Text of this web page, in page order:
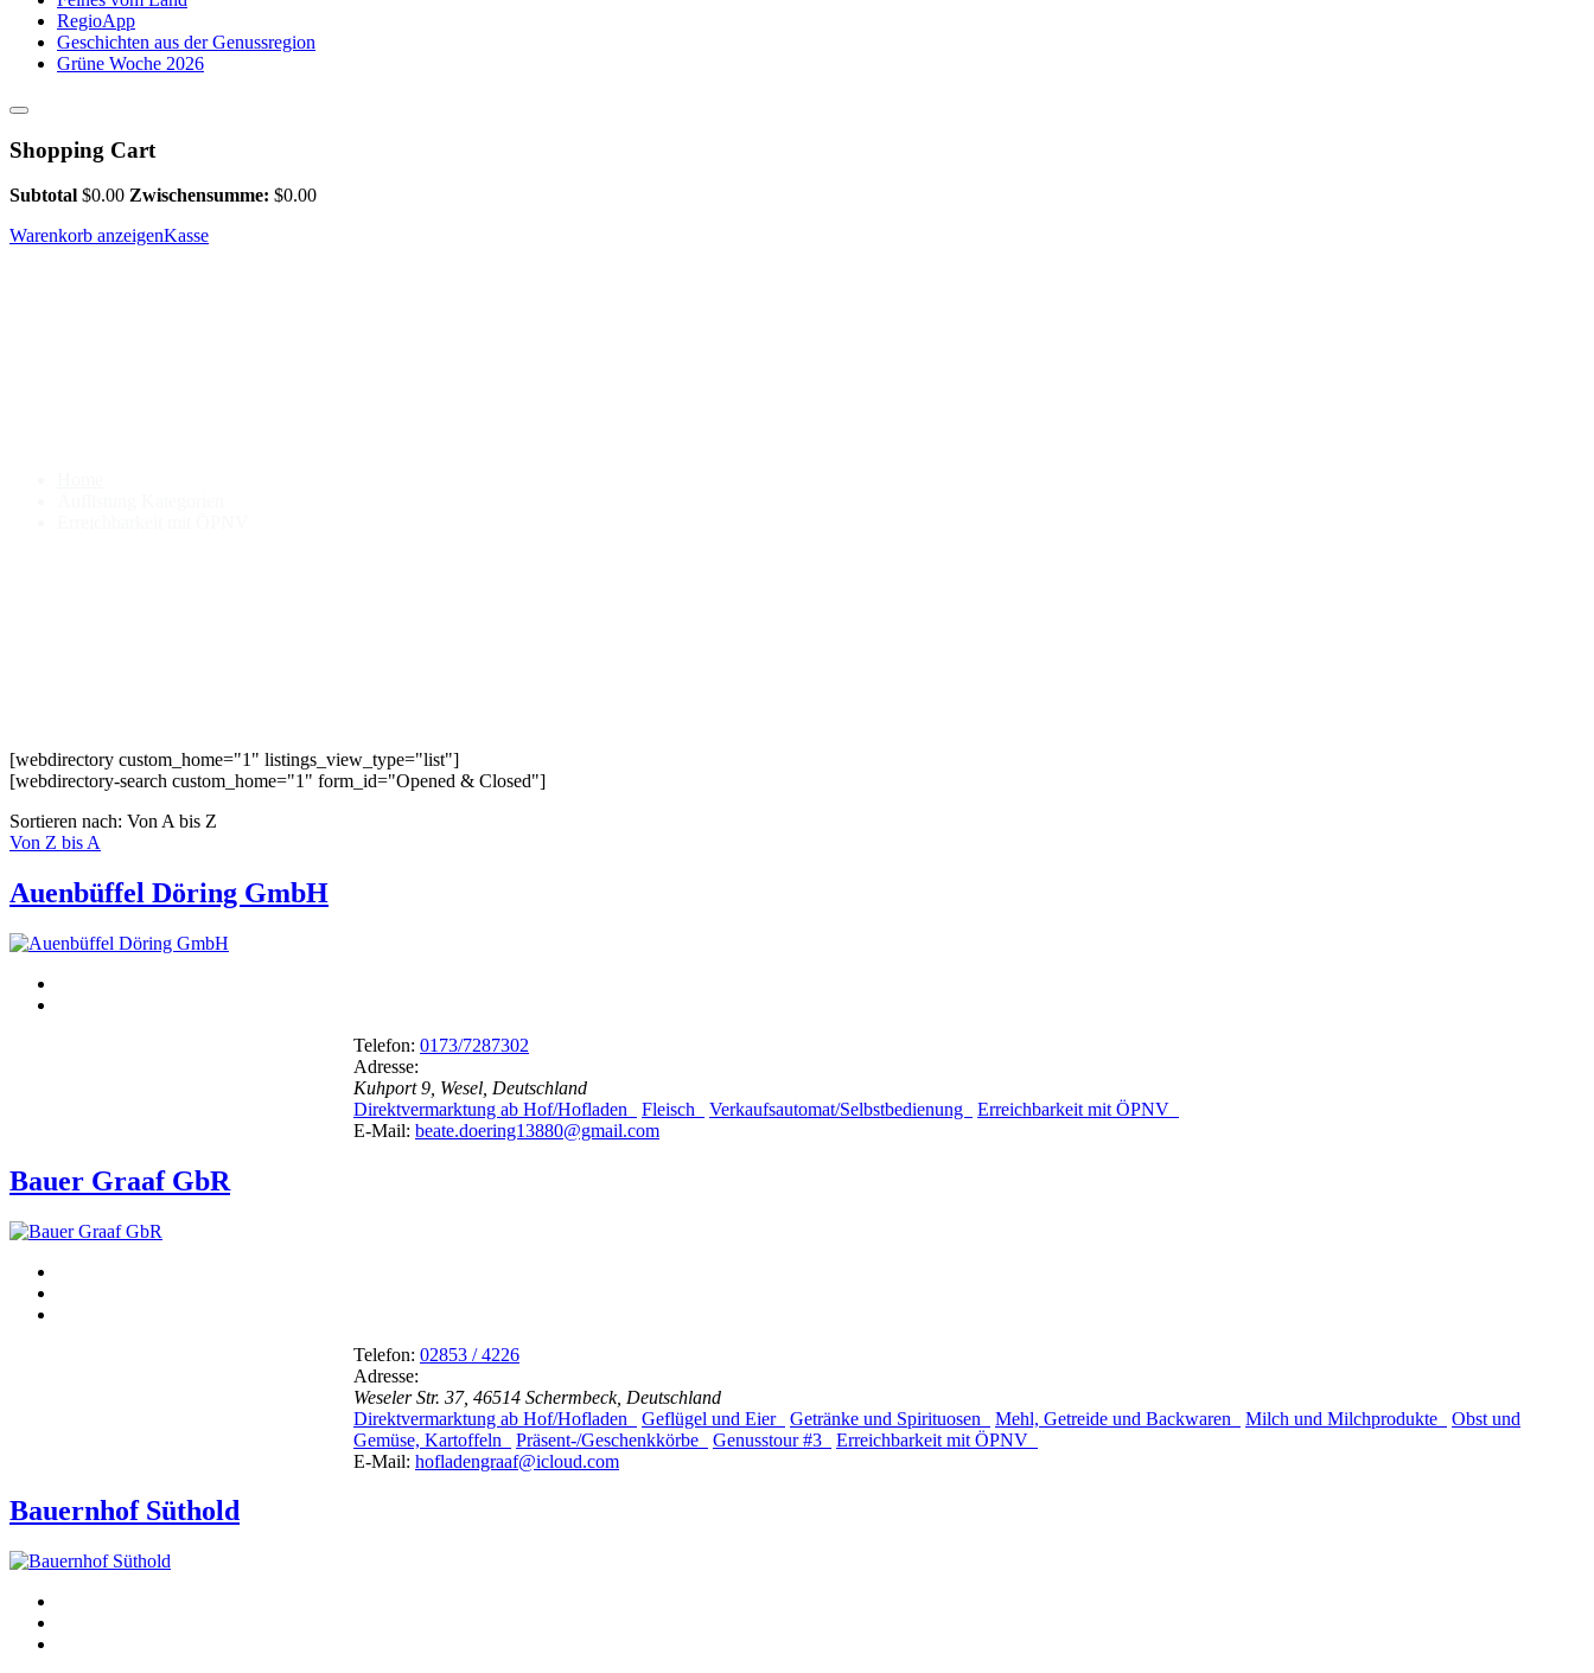
RegioApp
Geschichten aus der Genussregion
Grüne Woche 2026
Shopping Cart
Subtotal $0.00 Zwischensumme: $0.00
Warenkorb anzeigenKasse
[webdirectory custom_home="1" listings_view_type="list"]
[webdirectory-search custom_home="1" form_id="Opened & Closed"]
Sortieren nach: Von A bis Z
Von Z bis A
Auenbüffel Döring GmbH
Telefon: 0173/7287302
Adresse:
Kuhport 9, Wesel, Deutschland
Direktvermarktung ab Hof/Hofladen
Fleisch Verkaufsautomat/Selbstbedienung
Erreichbarkeit mit ÖPNV
E-Mail: beate.doering13880@gmail.com
Bauer Graaf GbR
Telefon: 02853 / 4226
Adresse:
Weseler Str. 37, 46514 Schermbeck, Deutschland
Direktvermarktung ab Hof/Hofladen
Geflügel und Eier Getränke und Spirituosen Mehl, Getreide und Backwaren Milch und Milchprodukte
Obst und
Gemüse, Kartoffeln
Präsent-/Geschenkkörbe Genusstour #3
Erreichbarkeit mit ÖPNV
E-Mail: hofladengraaf@icloud.com
Bauernhof Süthold